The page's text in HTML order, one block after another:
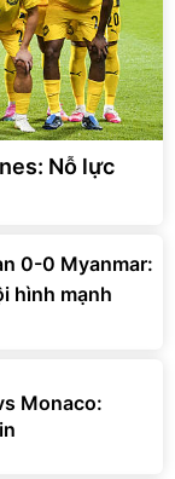
Nỗ lực
0-0 Myanmar:
hình mạnh
Monaco: